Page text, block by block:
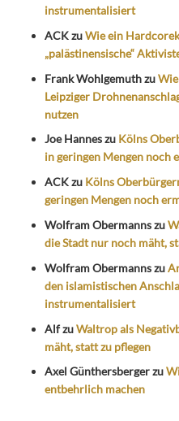
instrumentalisiert
ACKzuWie ein
„palästinensische“
Frank Wohlgemuthzu
Leipziger
nutzen
Joe Hanneszu Kölns
in geringen Mengen noch
ACKzu Kölns
geringen Mengen noch
Wolfram Obermannszu
die Stadt nur noch mäht,
Wolfram Obermannszu
den islamistischen
instrumentalisiert
AlfzuWaltrop als
mäht, statt zu pflegen
Axel Günthersbergerzu
entbehrlich machen